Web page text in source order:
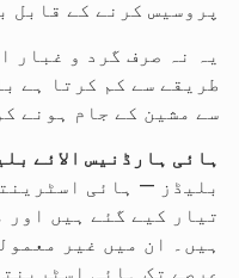
پروسیس کرنے کے قابل
یہ نہ صرف گرد و غبار
طریقے سے کم کرتا ہے
سے مشین کے جام ہونے
ہائی ہارڈنیس الائے
بلیڈز — ہائی
تیار کیے گئے ہیں اور
ہیں۔ ان میں غیر